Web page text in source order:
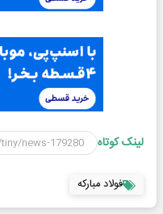
لینک کوتاه
فولاد مباركه